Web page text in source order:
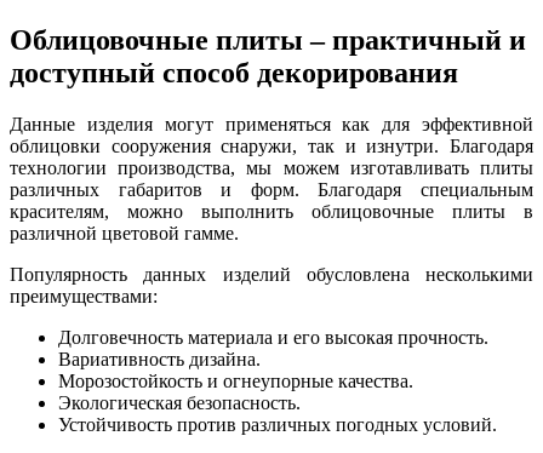
Облицовочные плиты – практичный и
доступный способ декорирования
Данные изделия могут применяться как для эффективной
облицовки сооружения снаружи, так и изнутри. Благодаря
технологии производства, мы можем изготавливать плиты
различных габаритов и форм. Благодаря специальным
красителям, можно выполнить облицовочные плиты в
различной цветовой гамме.
Популярность данных изделий обусловлена несколькими
преимуществами:
Долговечность материала и его высокая прочность.
Вариативность дизайна.
Морозостойкость и огнеупорные качества.
Экологическая безопасность.
Устойчивость против различных погодных условий.